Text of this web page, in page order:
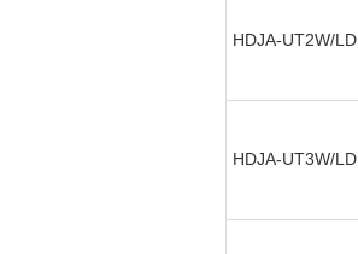
HDJA-UT2W/LD
HDJA-UT3W/LD